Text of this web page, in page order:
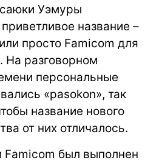
Уэмуры
название –
просто Famicom для
На разговорном
персональные
«pasokon», так
название нового
от них отличалось.
Famicom был выполнен